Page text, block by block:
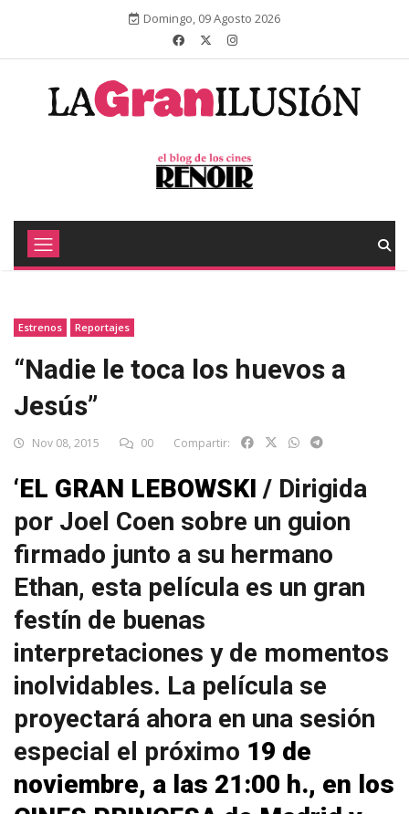
Domingo, 09 Agosto 2026
Estrenos Reportajes
“Nadie le toca los huevos a
Jesús”
Nov 08, 2015 00 Compartir:
‘EL GRAN LEBOWSKI / Dirigida
por Joel Coen sobre un guion
firmado junto a su hermano
Ethan, esta película es un gran
festín de buenas
interpretaciones y de momentos
inolvidables. La película se
proyectará ahora en una sesión
especial el próximo 19 de
noviembre, a las 21:00 h., en los